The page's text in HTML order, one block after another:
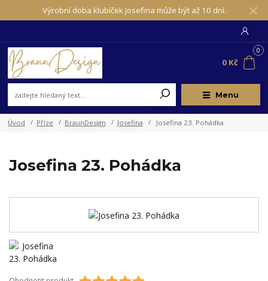
Výrobní doba klubíček Josefina může být až 10 dní.
Menu
0
0 Kč
Úvod Příze BraunDesign Josefina Josefina 23. Pohádka
Josefina 23. Pohádka